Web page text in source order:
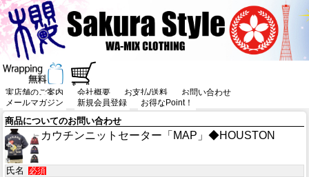
実店舗のご案内 会社概要 お支払/送料
お問い合わせ
メールマガジン
新規会員登録 お得なPoint！
商品についてのお問い合わせ
カウチンニットセーター「MAP」◆HOUSTON
氏名 必須